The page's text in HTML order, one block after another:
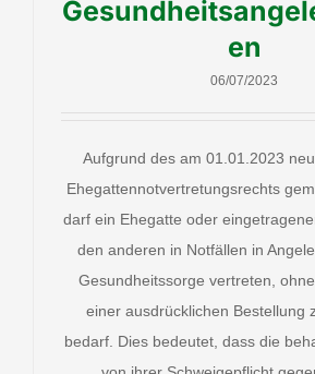
en
06/07/2023
Aufgrund des am 01.01.2023
Ehegattennotvertretungsrechts
darf ein Ehegatte oder
den anderen in Notfällen in
Gesundheitssorge vertreten,
einer ausdrücklichen Bestellung
bedarf. Dies bedeutet, dass die